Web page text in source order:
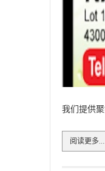
我们提供
阅读更多